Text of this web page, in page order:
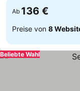
Ab 136 €
Preise von 8
Beliebte Wahl